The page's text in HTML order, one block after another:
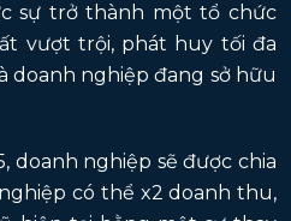
sự trở thành một tổ chức
vượt trội, phát huy tối đa
doanh nghiệp đang sở hữu
doanh nghiệp sẽ được chia
có thể x2 doanh thu,